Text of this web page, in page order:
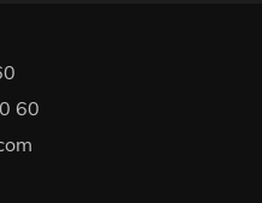
60